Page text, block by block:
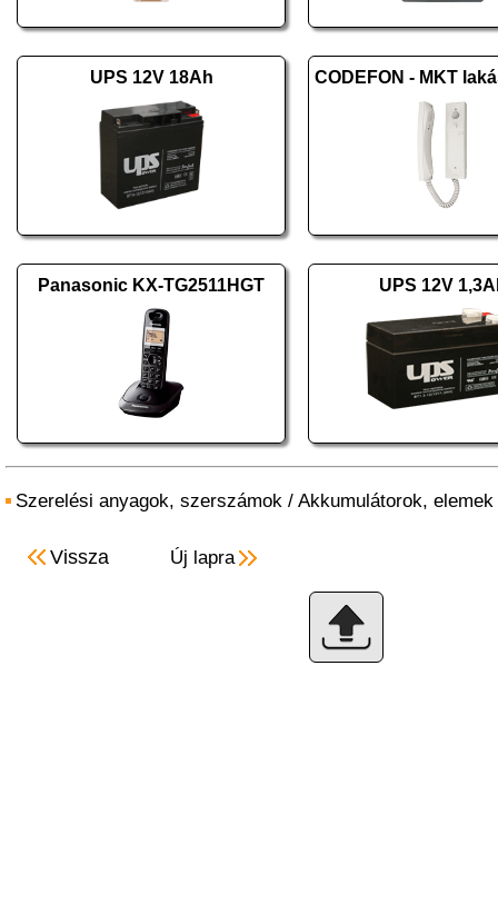
UPS 12V 18Ah
Panasonic KX-TG2511HGT UPS 12V
Szerelési anyagok, szerszámok / Akkumulátorok, elemek
Vissza Új lapra